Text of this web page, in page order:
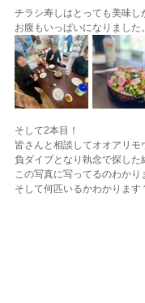
チラシ寿しはとっても美味し
お腹もいっぱいになりました。
そして2本目！
皆さんと相談してオオアリモ
負ダイブとなり執念で探した
この写真に写ってるのわかり
そして何匹いるかわかります